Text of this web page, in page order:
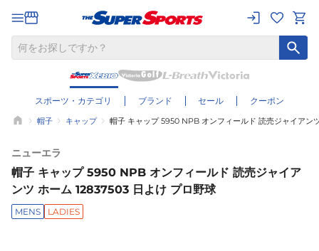
スポーツ・カテゴリ ブランド セール クーポン
帽子 キャップ 帽子 キャップ 5950 NPB オンフィールド 読売ジャイアン
ニューエラ
帽子 キャップ 5950 NPB オンフィールド 読売ジャイア
ンツ ホーム 12837503 日よけ プロ野球
MENS LADIES